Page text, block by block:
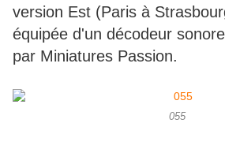
version Est (Paris à
équipée d'un décodeur
par Miniatures Passion.
055